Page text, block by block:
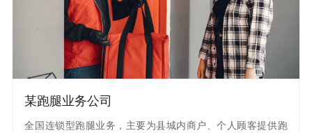
某跑腿业务公司
全国连锁型跑腿业务，主要为县城内商户、个人顾客提供跑